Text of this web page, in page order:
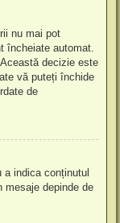
nu mai pot
încheiate automat.
decizie este
vă puteți închide
de
indica conținutul
mesaje depinde de